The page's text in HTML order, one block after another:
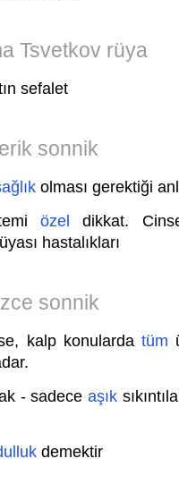
Tsvetkov rüya
sefalet
sonnik
olması gerektiği
özel
dikkat.
hastalıkları
sonnik
kalp konularda tüm
- sadece aşık
demektir